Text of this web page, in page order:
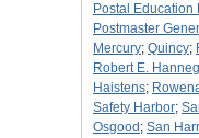
Postal Education
Postmaster
Mercury; Quincy;
Robert E.
Haistens;
Safety Harbor;
Osgood ; San